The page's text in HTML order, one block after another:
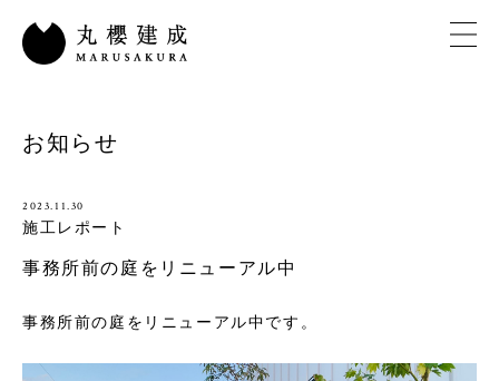
お知らせ
2023.11.30
施工レポート
事務所前の庭をリニューアル中
事務所前の庭をリニューアル中です。